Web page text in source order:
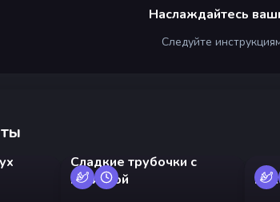
Наслаждайтесь
Следуйте
Сладкие трубочки с
начинкой